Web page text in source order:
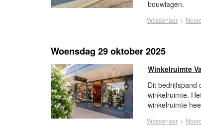
bouwlagen.
Wassenaar >
Woensdag 29 oktober 2025
Winkelruimte
Dit bedrijfspand
winkelruimte.
winkelruimte
Wassenaar >